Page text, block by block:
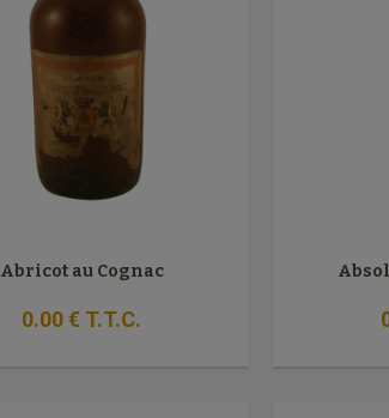
Abricot au Cognac
0.00€ T.T.C.